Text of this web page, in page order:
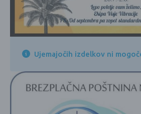
Ujemajočih izdelkov ni